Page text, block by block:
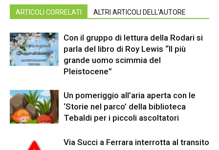
ARTICOLI CORRELATI ALTRI ARTICOLI DELL'AUTORE
Con il gruppo di lettura della Rodari si
parla del libro di Roy Lewis “Il più
grande uomo scimmia del
Pleistocene”
Un pomeriggio all’aria aperta con le
‘Storie nel parco’ della biblioteca
Tebaldi per i piccoli ascoltatori
Via Succi a Ferrara interrotta al transito